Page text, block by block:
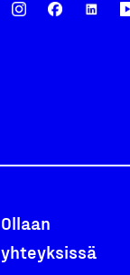
Ollaan
yhteyksissä